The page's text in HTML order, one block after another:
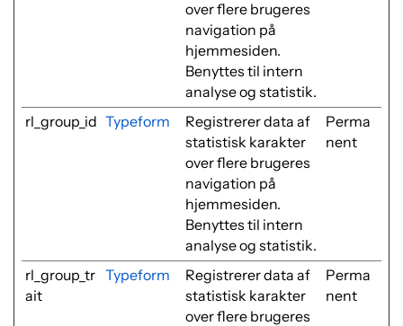
over flere brugeres
navigation på
hjemmesiden.
Benyttes til intern
analyse og statistik.
rl_group_id Typeform
Registrerer data af
statistisk karakter
over flere brugeres
navigation på
hjemmesiden.
Benyttes til intern
analyse og statistik.
Perma
nent
rl_group_tr
ait
Typeform
Registrerer data af
statistisk karakter
over flere brugeres
Perma
nent